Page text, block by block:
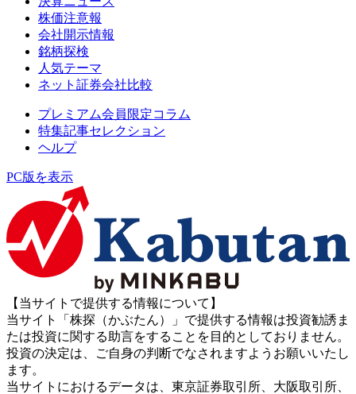
株価注意報
会社開示情報
銘柄探検
人気テーマ
ネット証券会社比較
プレミアム会員限定コラム
特集記事セレクション
ヘルプ
PC版を表示
【当サイトで提供する情報について】
当サイト「株探（かぶたん）」で提供する情報は投資勧誘ま
たは投資に関する助言をすることを目的としておりません。
投資の決定は、ご自身の判断でなされますようお願いいたし
ます。
当サイトにおけるデータは、東京証券取引所、大阪取引所、